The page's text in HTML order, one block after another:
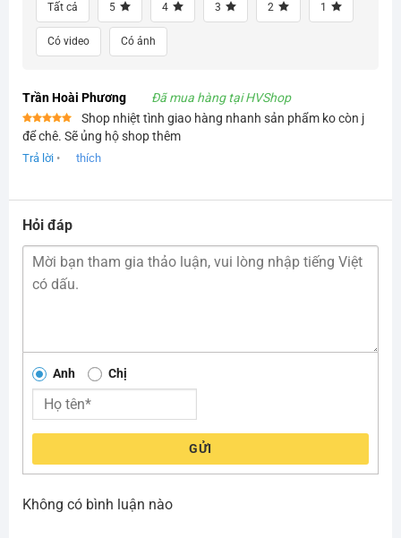
Tất cả 5 4 3 2 1
Có video Có ảnh
Trần Hoài Phương Đã mua hàng tại HVShop
Được xếp
hạng55
sao
Shop nhiệt tình giao hàng nhanh sản phẩm ko còn j
để chê. Sẽ ủng hộ shop thêm
Trả lời • thích
Hỏi đáp
Anh Chị
GỬI
Không có bình luận nào